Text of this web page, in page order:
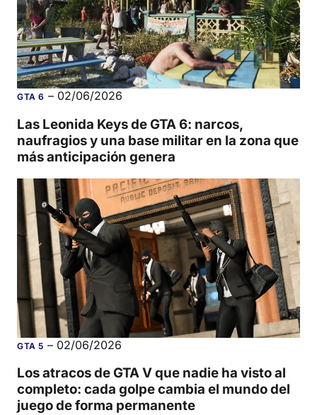
GTA 6 – 02/06/2026
Las Leonida Keys de GTA 6: narcos,
naufragios y una base militar en la zona que
más anticipación genera
GTA 5 – 02/06/2026
Los atracos de GTA V que nadie ha visto al
completo: cada golpe cambia el mundo del
juego de forma permanente